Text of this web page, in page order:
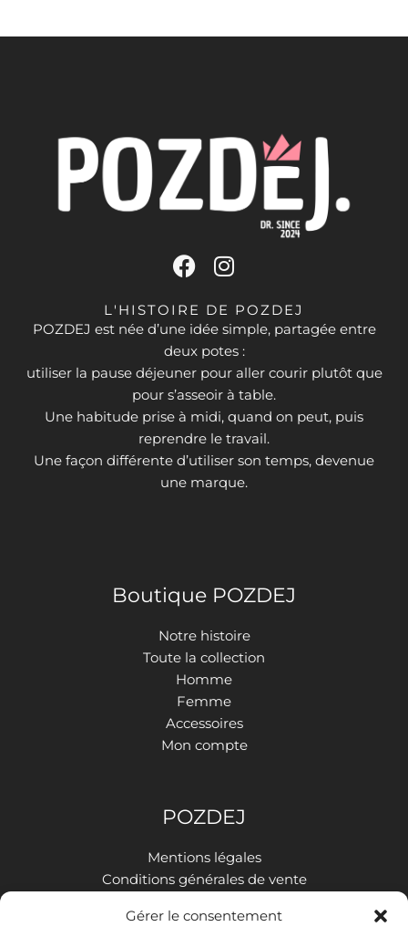
Gérer le consentement
F
c
e
b
o
o
k
I
s
t
a
g
r
a
m
L'HISTOIRE DE POZDEJ
POZDEJ est née d’une idée simple, partagée entre
deux potes :
utiliser la pause déjeuner pour aller courir plutôt que
pour s’asseoir à table.
Une habitude prise à midi, quand on peut, puis
reprendre le travail.
Une façon différente d’utiliser son temps, devenue
une marque.
Boutique POZDEJ
Notre histoire
Toute la collection
Homme
Femme
Accessoires
Mon compte
POZDEJ
Mentions légales
Conditions générales de vente
Livraison et retours